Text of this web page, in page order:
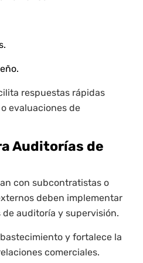
respuestas rápidas
evaluaciones de
Auditorías de
con subcontratistas o
deben implementar
de auditoría y supervisión.
y fortalece la
comerciales.